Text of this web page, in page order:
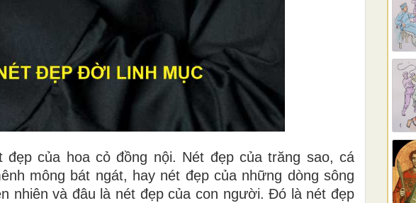
của hoa cỏ đồng nội. Nét đẹp của trăng sao, cá
mông bát ngát, hay nét đẹp của những dòng sông
nhiên và đâu là nét đẹp của con người. Đó là nét đẹp